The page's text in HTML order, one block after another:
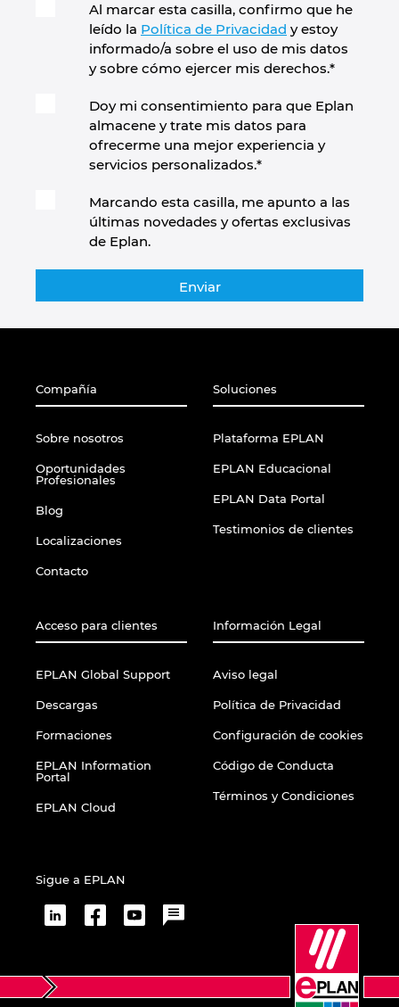
Al marcar esta casilla, confirmo que he
leído la Política de Privacidad y estoy
informado/a sobre el uso de mis datos
y sobre cómo ejercer mis derechos.*
Doy mi consentimiento para que Eplan
almacene y trate mis datos para
ofrecerme una mejor experiencia y
servicios personalizados.*
Marcando esta casilla, me apunto a las
últimas novedades y ofertas exclusivas
de Eplan.
Compañía
Sobre nosotros
Oportunidades
Profesionales
Blog
Localizaciones
Contacto
Soluciones
Plataforma EPLAN
EPLAN Educacional
EPLAN Data Portal
Testimonios de clientes
Acceso para clientes
EPLAN Global Support
Descargas
Formaciones
EPLAN Information
Portal
EPLAN Cloud
Información Legal
Aviso legal
Política de Privacidad
Configuración de cookies
Código de Conducta
Términos y Condiciones
Sigue a EPLAN